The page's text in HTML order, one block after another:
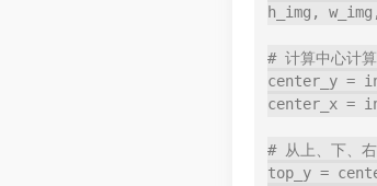
h_img,
# 计算中心计
center_y =
center_x =
# 从上、下、
top_y =